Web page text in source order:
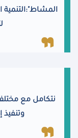
المشاط":التنمية
نتكامل مع مختلف